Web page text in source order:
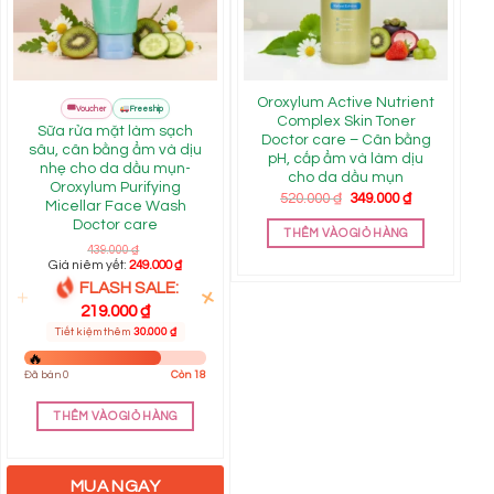
FLASH
SALE
🎟Voucher Freeship
Sữa rửa mặt làm sạch
sâu, cân bằng ẩm và dịu
nhẹ cho da dầu mụn-
Oroxylum Purifying
Micellar Face Wash
Doctor care
439.000₫
Giá niêm yết: 249.000₫
FLASH SALE:
219.000₫
Tiết kiệm thêm 30.000 ₫
Đã bán 0 Còn 18
THÊM VÀO GIỎ HÀNG
MUA NGAY
Oroxylum Active Nutrient
Complex Skin Toner
Doctor care – Cân bằng
pH, cấp ẩm và làm dịu
cho da dầu mụn
520.000₫ Giá
là:
520.000 ₫.
349.000₫Giá
tại
THÊM VÀO GIỎ HÀNG